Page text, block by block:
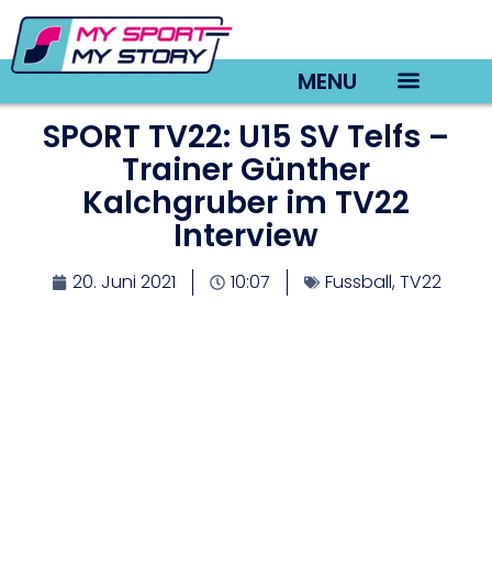
MENU
SPORT TV22: U15 SV Telfs –
Trainer Günther
Kalchgruber im TV22
Interview
20. Juni 2021 10:07 Fussball,TV22